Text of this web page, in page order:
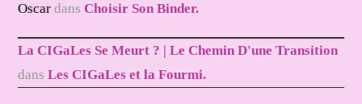
Oscar dansChoisir Son Binder.
La CIGaLes Se Meurt ? | Le Chemin D'une Transition
dansLes CIGaLes et la Fourmi.